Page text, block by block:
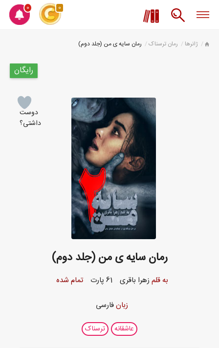
0 0
ژانرها رمان ترسناک رمان سایه ی من (جلد دوم)
رایگان
دوست
داشتی؟
رمان سایه ی من (جلد دوم)
به قلم زهرا باقری 61 پارت تمام شده
زبانفارسی
عاشقانه ترسناک